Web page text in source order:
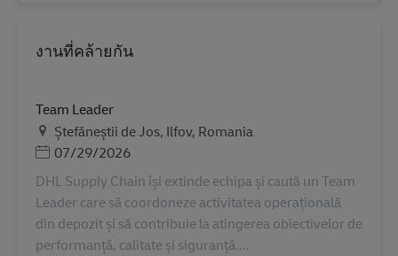
งานที่คล้ายกัน
Team Leader
สถานที่
Ștefăneștii de Jos, Ilfov, Romania
Posted Date
07/29/2026
DHL Supply Chain își extinde echipa și caută un Team
Leader care să coordoneze activitatea operațională
din depozit și să contribuie la atingerea obiectivelor de
performanță, calitate și siguranță....